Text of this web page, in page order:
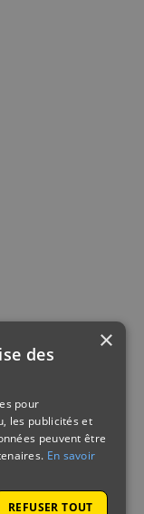
×
des
pour
les publicités et
peuvent être
En savoir
REFUSER TOUT